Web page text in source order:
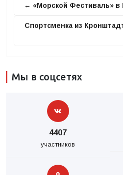
← «Морской Фестиваль» в
Спортсменка из
Мы в соцсетях
4407
участников